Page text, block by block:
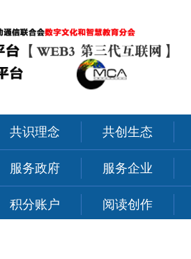
共识理念 共创生态
服务政府 服务企业
积分账户 阅读创作